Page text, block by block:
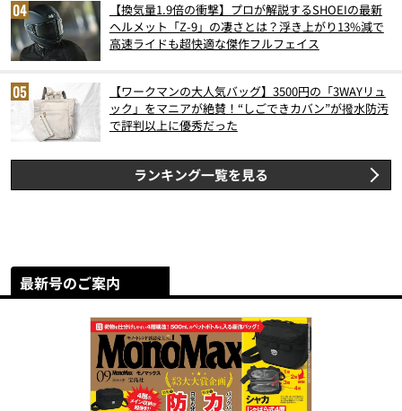
【換気量1.9倍の衝撃】プロが解説するSHOEIの最新
ヘルメット「Z-9」の凄さとは？浮き上がり13%減で
高速ライドも超快適な傑作フルフェイス
【ワークマンの大人気バッグ】3500円の「3WAYリュ
ック」をマニアが絶賛！“しごできカバン”が撥水防汚
で評判以上に優秀だった
ランキング一覧を見る
最新号のご案内